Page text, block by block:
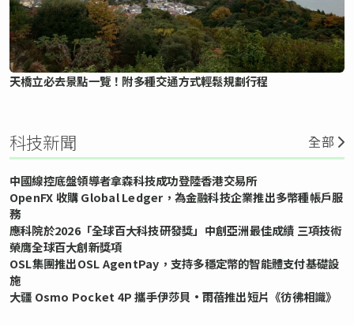
天橋立必去景點一覽！附多種交通方式輕鬆規劃行程
科技新聞 全部
中國線控底盤領導者拿森科技成功登陸香港交易所
OpenFX 收購 Global Ledger，為金融科技企業推出多幣種帳戶服
務
應科院於2026「全球百大科技研發獎」中創亞洲最佳成績 三項技術
榮膺全球百大創新獎項
OSL集團推出OSL AgentPay，支持多穩定幣的智能體支付基礎設
施
大疆 Osmo Pocket 4P 攜手伊莎貝•雨蓓推出短片《彷彿相識》